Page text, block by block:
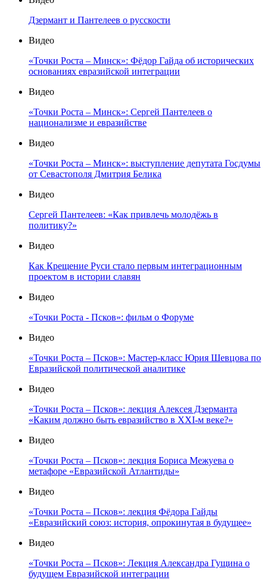
Дзермант и Пантелеев о русскости
Видео
«Точки Роста – Минск»: Фёдор Гайда об исторических
основаниях евразийской интеграции
Видео
«Точки Роста – Минск»: Сергей Пантелеев о
национализме и евразийстве
Видео
«Точки Роста – Минск»: выступление депутата Госдумы
от Севастополя Дмитрия Белика
Видео
Сергей Пантелеев: «Как привлечь молодёжь в
политику?»
Видео
Как Крещение Руси стало первым интеграционным
проектом в истории славян
Видео
«Точки Роста - Псков»: фильм о Форуме
Видео
«Точки Роста – Псков»: Мастер-класс Юрия Шевцова по
Евразийской политической аналитике
Видео
«Точки Роста – Псков»: лекция Алексея Дзерманта
«Каким должно быть евразийство в XXI-м веке?»
Видео
«Точки Роста – Псков»: лекция Бориса Межуева о
метафоре «Евразийской Атлантиды»
Видео
«Точки Роста – Псков»: лекция Фёдора Гайды
«Евразийский союз: история, опрокинутая в будущее»
Видео
«Точки Роста – Псков»: Лекция Александра Гущина о
будущем Евразийской интеграции